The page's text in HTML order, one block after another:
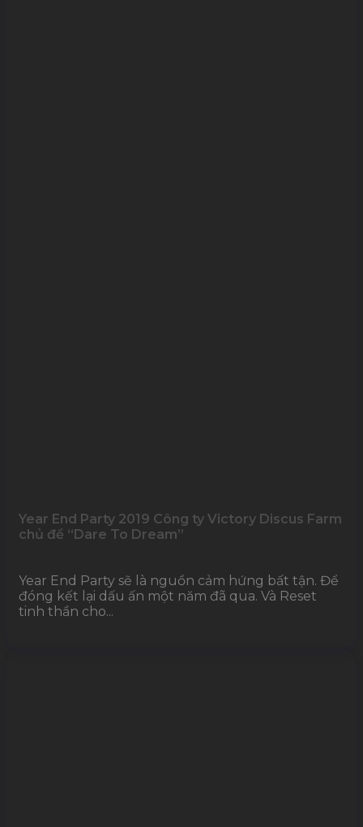
Year End Party 2019 Công ty Victory Discus Farm
chủ đề “Dare To Dream”
Year End Party sẽ là nguồn cảm hứng bất tận. Để
đóng kết lại dấu ấn một năm đã qua. Và Reset
tinh thần cho...